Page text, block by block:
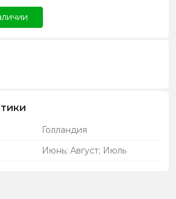
Голландия
Июнь; Август; Июль